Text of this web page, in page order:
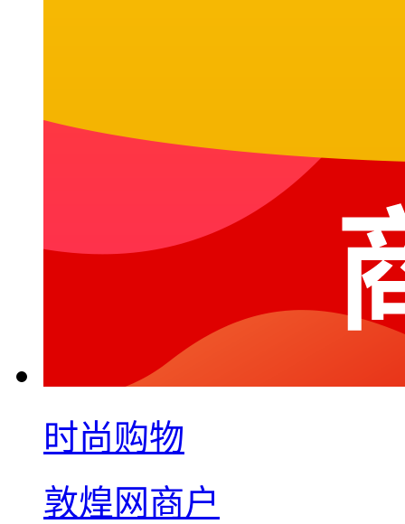
时尚购物
敦煌网商户